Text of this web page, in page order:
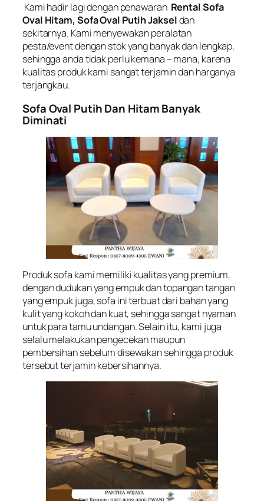
Kami hadir lagi dengan penawaran Rental Sofa
Oval Hitam, Sofa Oval Putih Jakseldan
sekitarnya. Kami menyewakan peralatan
pesta/event dengan stok yang banyak dan lengkap,
sehingga anda tidak perlu kemana – mana, karena
kualitas produk kami sangat terjamin dan harganya
terjangkau.
Sofa Oval Putih Dan Hitam Banyak
Diminati
Produk sofa kami memiliki kualitas yang premium,
dengan dudukan yang empuk dan topangan tangan
yang empuk juga, sofa ini terbuat dari bahan yang
kulit yang kokoh dan kuat, sehingga sangat nyaman
untuk para tamu undangan. Selain itu, kami juga
selalu melakukan pengecekan maupun
pembersihan sebelum disewakan sehingga produk
tersebut terjamin kebersihannya.